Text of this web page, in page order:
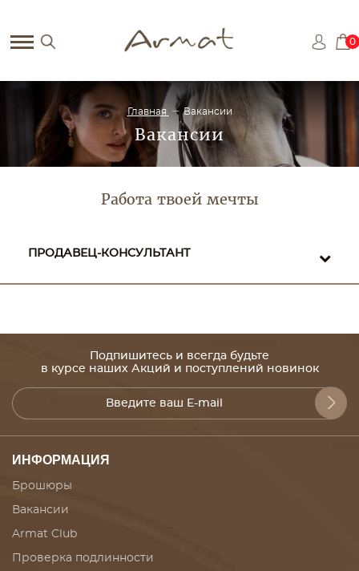
0
Главная Вакансии
Вакансии
Работа твоей мечты
ПРОДАВЕЦ-КОНСУЛЬТАНТ
Подпишитесь и всегда будьте
в курсе наших Акций и поступлений новинок
ИНФОРМАЦИЯ
Брошюры
Вакансии
Armat Club
Проверка подлинности